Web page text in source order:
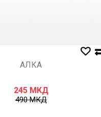
АЛКА
245 МКД
490МКД